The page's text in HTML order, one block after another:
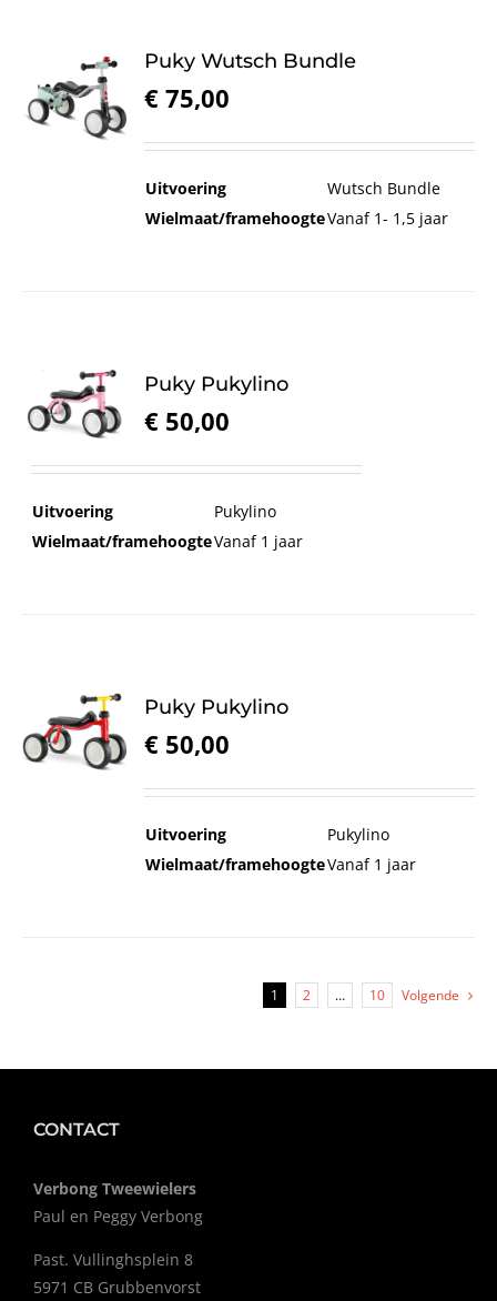
Puky Wutsch Bundle
€ 75,00
Uitvoering
Wutsch Bundle
Wielmaat/framehoogteVanaf 1- 1,5 jaar
Puky Pukylino
€ 50,00
Uitvoering
Pukylino
Wielmaat/framehoogteVanaf 1 jaar
Puky Pukylino
€ 50,00
Uitvoering
Pukylino
Wielmaat/framehoogteVanaf 1 jaar
1 2 … 10 Volgende
CONTACT
Verbong Tweewielers
Paul en Peggy Verbong
Past. Vullinghsplein 8
5971 CB Grubbenvorst